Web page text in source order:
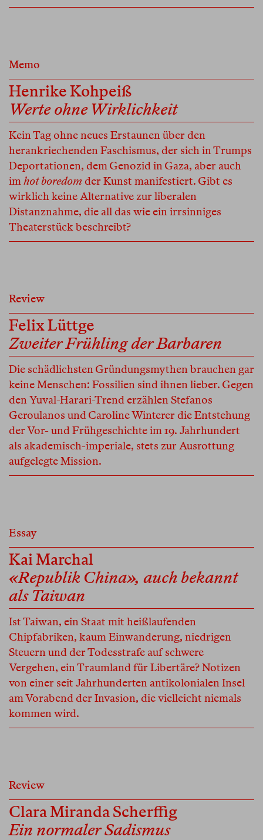
Memo
Henrike Kohpeiß
Werte ohne Wirklichkeit
Kein Tag ohne neues Erstaunen über den
herankriechenden Faschismus, der sich in Trumps
Deportationen, dem Genozid in Gaza, aber auch
imhot boredom der Kunst manifestiert. Gibt es
wirklich keine Alternative zur liberalen
Distanznahme, die all das wie ein irrsinniges
Theaterstück beschreibt?
Review
Felix Lüttge
Zweiter Frühling der Barbaren
Die schädlichsten Gründungsmythen brauchen gar
keine Menschen: Fossilien sind ihnen lieber. Gegen
den Yuval-Harari-Trend erzählen Stefanos
Geroulanos und Caroline Winterer die Entstehung
der Vor- und Frühgeschichte im 19. Jahrhundert
als akademisch-imperiale, stets zur Ausrottung
aufgelegte Mission.
Essay
Kai Marchal
«Republik China», auch bekannt
als Taiwan
Ist Taiwan, ein Staat mit heißlaufenden
Chipfabriken, kaum Einwanderung, niedrigen
Steuern und der Todesstrafe auf schwere
Vergehen, ein Traumland für Libertäre? Notizen
von einer seit Jahrhunderten antikolonialen Insel
am Vorabend der Invasion, die vielleicht niemals
kommen wird.
Review
Clara Miranda Scherffig
Ein normaler Sadismus